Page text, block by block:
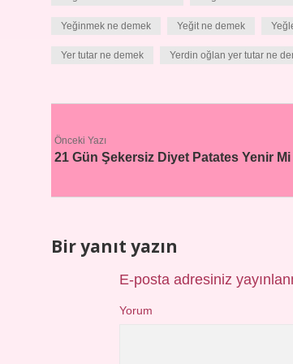
Yeğinmek ne demek Yeğit ne demek
Yer tutar ne demek Yerdin oğlan yer tutar ne
Önceki Yazı
21 Gün Şekersiz Diyet Patates Yenir Mi
Bir yanıt yazın
E-posta adresiniz
Yorum